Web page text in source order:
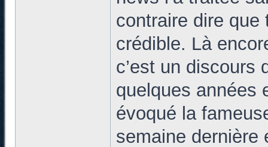
contraire dire
crédible. Là
c’est un discours
quelques années
évoqué la
semaine dernière